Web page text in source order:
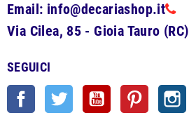
Email: info@decariashop.it
Via Cilea, 85 - Gioia Tauro (RC)
SEGUICI
Facebook Twitter YouTube Pinterest